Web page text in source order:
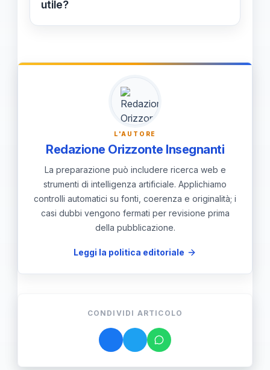
utile?
Stabilire una policy chiara sull'uso
prova cognitiva) e includere nel
controllo di consolidamento la
citazione delle fonti generate dall'IA.
Formare i docenti sull'uso
responsabile e promuovere pratiche
di studio autonome per gli studenti.
L'AUTORE
Redazione Orizzonte Insegnanti
La preparazione può includere ricerca web e
strumenti di intelligenza artificiale. Applichiamo
controlli automatici su fonti, coerenza e originalità; i
casi dubbi vengono fermati per revisione prima
della pubblicazione.
Leggi la politica editoriale
CONDIVIDI ARTICOLO